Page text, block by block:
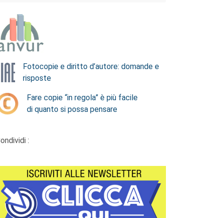
Fotocopie e diritto d’autore: domande e
risposte
Fare copie “in regola” è più facile
di quanto si possa pensare
: